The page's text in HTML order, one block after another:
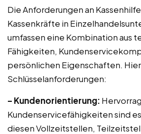
Die Anforderungen an
Kassenkräfte in
umfassen eine Kombination aus
Fähigkeiten,
persönlichen Eigenschaften.
Schlüsselanforderungen:
– Kundenorientierung:
Kundenservicefähigkeiten sind
diesen Vollzeitstellen,